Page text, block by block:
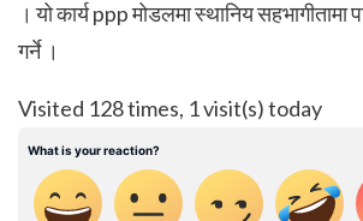
। यो कार्य ppp मोडलमा स्थानिय सहभागीतामा
गर्ने ।
Visited 128 times, 1 visit(s) today